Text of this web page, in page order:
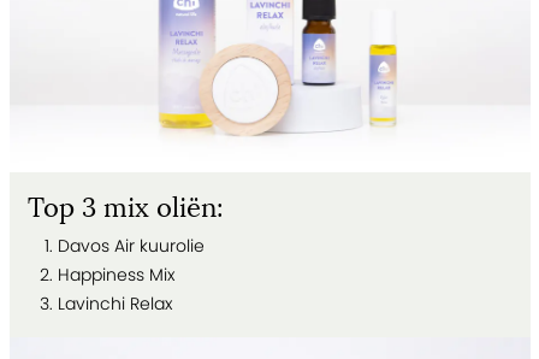
Top 3 mix oliën:
Davos Air kuurolie
Happiness Mix
Lavinchi Relax